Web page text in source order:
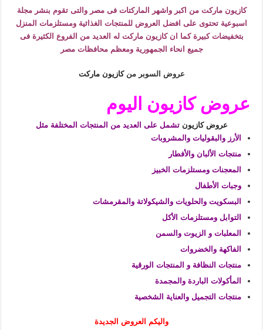
كازيون ماركت من اكبر واشهر الماركتات فى مصر والتى تقوم بنشر مجلة
اسبوعية تحتوى على افضل العروض للمنتجات الغذائية ومستلزمات المنزل
بتخفيضات كبيرة كما ان كازيون ماركت له العديد من الفروع الكثيرة فى
جميع انحاء الجمهورية ومعظم محافظات مصر
عروض السوبر من كازيون ماركت
عروض كازيون اليوم
عروض كازيون تشمل على العديد من المنتجات المختلفة مثل
الأرز والبقوليات والمشروبات
منتجات الألبان والأفطار
المعجنات ومستلزمات الخبيز
وجبات الأطفال
البسكويت والحلويات والشيكولاتة والمقرمشات
التوابل ومستلزمات الأكل
المعلبات و الزيوت والسمن
الفاكهة والخضروات
منتجات النظافة و المنتجات الورقية
المأكولات الباردة والمجمدة
منتجات التجميل والعناية الشخصية
واليكم العروض الجديدة